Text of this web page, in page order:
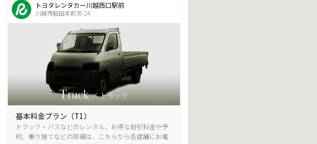
トヨタレンタカー川越西口駅前
川越市脇田本町39-24
基本料金プラン（T1）
トラック・バスなどのレンタル、お得な割引料金や予
約、乗り捨てなどの詳細は、こちらから各店舗にお電